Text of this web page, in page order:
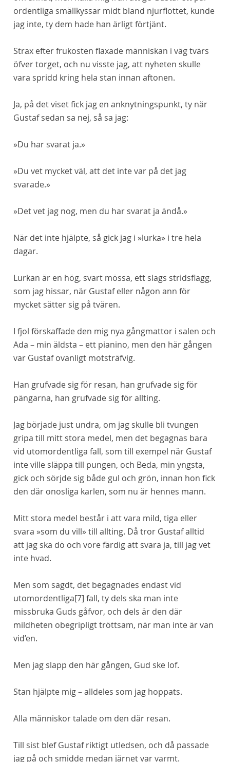
ordentliga smällkyssar midt bland njurflottet, kunde
jag inte, ty dem hade han ärligt förtjänt.
Strax efter frukosten flaxade människan i väg tvärs
öfver torget, och nu visste jag, att nyheten skulle
vara spridd kring hela stan innan aftonen.
Ja, på det viset fick jag en anknytningspunkt, ty när
Gustaf sedan sa nej, så sa jag:
»Du har svarat ja.»
»Du vet mycket väl, att det inte var på det jag
svarade.»
»Det vet jag nog, men du har svarat ja ändå.»
När det inte hjälpte, så gick jag i »lurka» i tre hela
dagar.
Lurkan är en hög, svart mössa, ett slags stridsflagg,
som jag hissar, när Gustaf eller någon ann för
mycket sätter sig på tvären.
I fjol förskaffade den mig nya gångmattor i salen och
Ada – min äldsta – ett pianino, men den här gången
var Gustaf ovanligt motsträfvig.
Han grufvade sig för resan, han grufvade sig för
pängarna, han grufvade sig för allting.
Jag började just undra, om jag skulle bli tvungen
gripa till mitt stora medel, men det begagnas bara
vid utomordentliga fall, som till exempel när Gustaf
inte ville släppa till pungen, och Beda, min yngsta,
gick och sörjde sig både gul och grön, innan hon fick
den där onosliga karlen, som nu är hennes mann.
Mitt stora medel består i att vara mild, tiga eller
svara »som du vill» till allting. Då tror Gustaf alltid
att jag ska dö och vore färdig att svara ja, till jag vet
inte hvad.
Men som sagdt, det begagnades endast vid
utomordentliga[7] fall, ty dels ska man inte
missbruka Guds gåfvor, och dels är den där
mildheten obegripligt tröttsam, när man inte är van
vid’en.
Men jag slapp den här gången, Gud ske lof.
Stan hjälpte mig – alldeles som jag hoppats.
Alla människor talade om den där resan.
Till sist blef Gustaf riktigt utledsen, och då passade
jag på och smidde medan järnet var varmt.